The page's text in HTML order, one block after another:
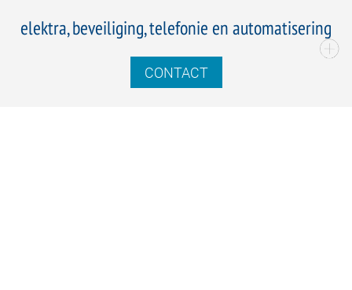
elektra, beveiliging, telefonie en automatisering
CONTACT